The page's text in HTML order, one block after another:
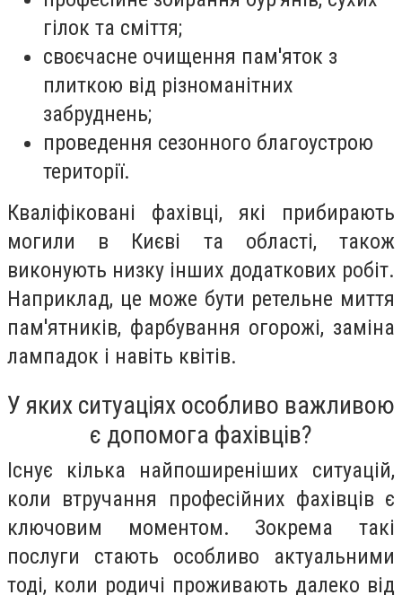
гілок та сміття;
своєчасне очищення пам'яток з
плиткою від різноманітних
забруднень;
проведення сезонного благоустрою
території.
Кваліфіковані фахівці, які прибирають
могили в Києві та області, також
виконують низку інших додаткових робіт.
Наприклад, це може бути ретельне миття
пам'ятників, фарбування огорожі, заміна
лампадок і навіть квітів.
У яких ситуаціях особливо важливою
є допомога фахівців?
Існує кілька найпоширеніших ситуацій,
коли втручання професійних фахівців є
ключовим моментом. Зокрема такі
послуги стають особливо актуальними
тоді, коли родичі проживають далеко від